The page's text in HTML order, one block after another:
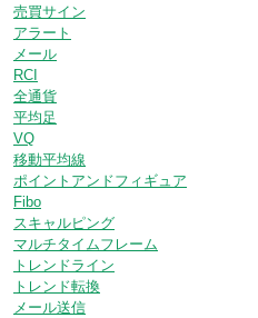
売買サイン
アラート
メール
RCI
全通貨
平均足
VQ
移動平均線
ポイントアンドフィギュア
Fibo
スキャルピング
マルチタイムフレーム
トレンドライン
トレンド転換
メール送信